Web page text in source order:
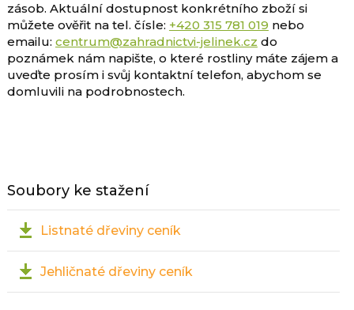
zásob. Aktuální dostupnost konkrétního zboží si
můžete ověřit na tel. čísle: +420 315 781 019 nebo
emailu: centrum@zahradnictvi-jelinek.cz do
poznámek nám napište, o které rostliny máte zájem a
uveďte prosím i svůj kontaktní telefon, abychom se
domluvili na podrobnostech.
Soubory ke stažení
Listnaté dřeviny ceník
Jehličnaté dřeviny ceník